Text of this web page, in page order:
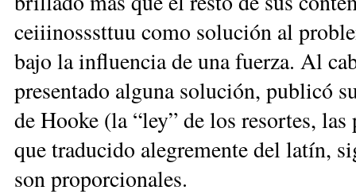
ceiiinosssttuu como solución al
bajo la influencia de una fuerza. Al
presentado alguna solución, publicó
de Hooke (la “ley” de los resortes,
que traducido alegremente del latín,
son proporcionales.